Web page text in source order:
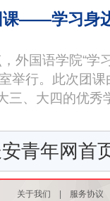
课——学习身
外国语学院“学
举行。此次团
三、大四的优
青年网首
关于我们 服务协议